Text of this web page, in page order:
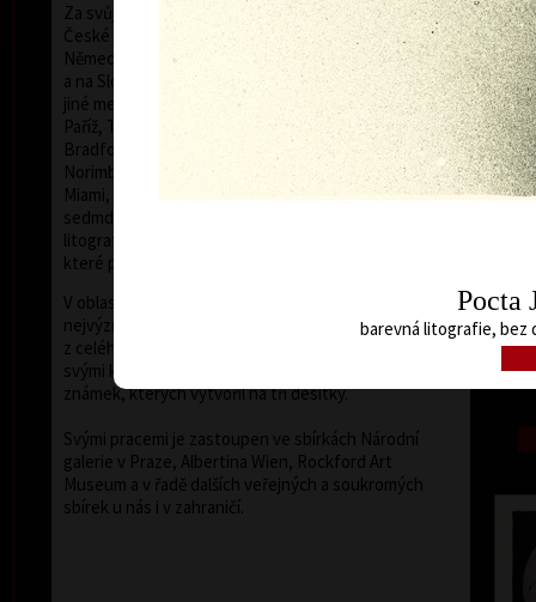
Za svůj život uspořádal 174 samostatných výstav v
České republice i v zahraničí – v Holandsku, Belgii,
Německu, USA, Japonsku, Švédsku, Dánsku, Polsku
a na Slovensku. Zúčastnil se téměř 300 výstav, mimo
jiné mezinárodních bienále grafiky – Lublaň, Krakov,
Paříž, Terst, Grenchen, Buenos Aires, Frechen,
Bradford, Biella, Rijeka, Segovia, Tokio, Heidelberg,
Norimberk, Malbork, Lodž, Frederikshavn, Berlín,
Miami, Toronto, Fredrikstad a Peking. Od
sedmdesátých let minulého století byly jeho barevné
litografie vystavovány v mnoha evropských galeriích,
které prezentují moderní českou grafiku.
V oblasti grafického exlibris patří Vladimír Suchánek k
nejvýznamnějším současným tvůrcům, pro sběratele
z celého světa vytvořil více než 300 exlibris. Je znám i
svými knižními ilustracemi a návrhy poštovních
známek, kterých vytvořil na tři desítky.
Svými pracemi je zastoupen ve sbírkách Národní
galerie v Praze, Albertina Wien, Rockford Art
Museum a v řadě dalších veřejných a soukromých
sbírek u nás i v zahraničí.
Pocta
barevná litografie, bez